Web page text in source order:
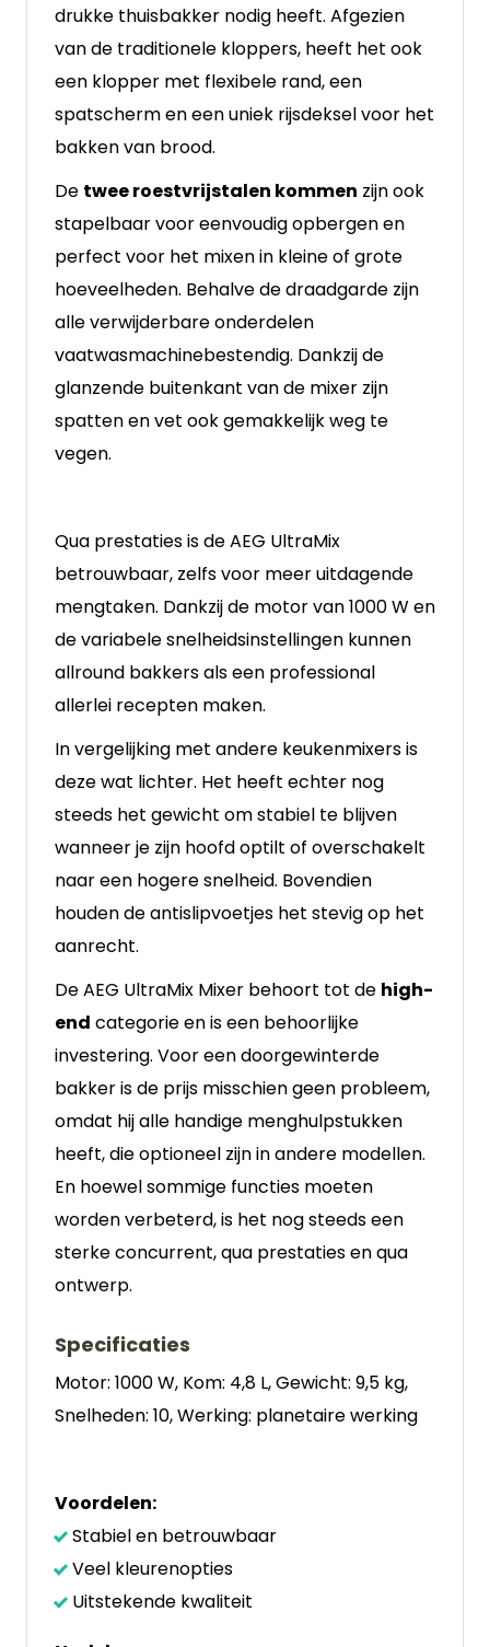
drukke thuisbakker nodig heeft. Afgezien
van de traditionele kloppers, heeft het ook
een klopper met flexibele rand, een
spatscherm en een uniek rijsdeksel voor het
bakken van brood.
De twee roestvrijstalen kommen zijn ook
stapelbaar voor eenvoudig opbergen en
perfect voor het mixen in kleine of grote
hoeveelheden. Behalve de draadgarde zijn
alle verwijderbare onderdelen
vaatwasmachinebestendig. Dankzij de
glanzende buitenkant van de mixer zijn
spatten en vet ook gemakkelijk weg te
vegen.
Qua prestaties is de AEG UltraMix
betrouwbaar, zelfs voor meer uitdagende
mengtaken. Dankzij de motor van 1000 W en
de variabele snelheidsinstellingen kunnen
allround bakkers als een professional
allerlei recepten maken.
In vergelijking met andere keukenmixers is
deze wat lichter. Het heeft echter nog
steeds het gewicht om stabiel te blijven
wanneer je zijn hoofd optilt of overschakelt
naar een hogere snelheid. Bovendien
houden de antislipvoetjes het stevig op het
aanrecht.
De AEG UltraMix Mixer behoort tot de high-
end categorie en is een behoorlijke
investering. Voor een doorgewinterde
bakker is de prijs misschien geen probleem,
omdat hij alle handige menghulpstukken
heeft, die optioneel zijn in andere modellen.
En hoewel sommige functies moeten
worden verbeterd, is het nog steeds een
sterke concurrent, qua prestaties en qua
ontwerp.
Specificaties
Motor: 1000 W, Kom: 4,8 L, Gewicht: 9,5 kg,
Snelheden: 10, Werking: planetaire werking
Voordelen:
Stabiel en betrouwbaar
Veel kleurenopties
Uitstekende kwaliteit